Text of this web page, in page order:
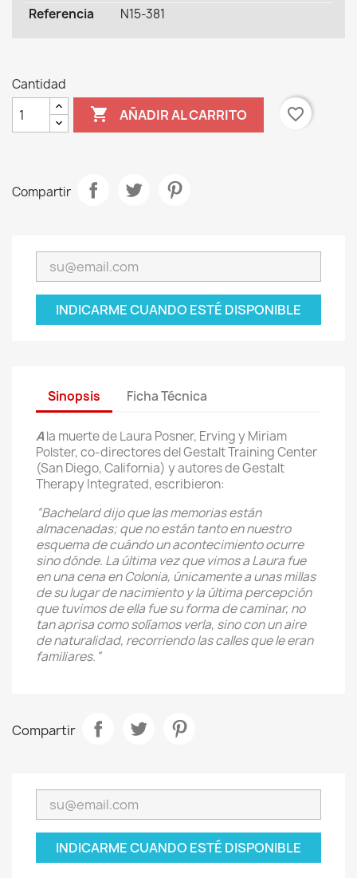
Referencia
N15-381
Cantidad
 AÑADIR AL CARRITO favorite_border
Compartir
INDICARME CUANDO ESTÉ DISPONIBLE
Sinopsis Ficha Técnica
Ala muerte de Laura Posner, Erving y Miriam
Polster, co-directores del Gestalt Training Center
(San Diego, California) y autores de Gestalt
Therapy Integrated, escribieron:
“Bachelard dijo que las memorias están
almacenadas; que no están tanto en nuestro
esquema de cuándo un acontecimiento ocurre
sino dónde. La última vez que vimos a Laura fue
en una cena en Colonia, únicamente a unas millas
de su lugar de nacimiento y la última percepción
que tuvimos de ella fue su forma de caminar, no
tan aprisa como solíamos verla, sino con un aire
de naturalidad, recorriendo las calles que le eran
familiares.“
Compartir
INDICARME CUANDO ESTÉ DISPONIBLE